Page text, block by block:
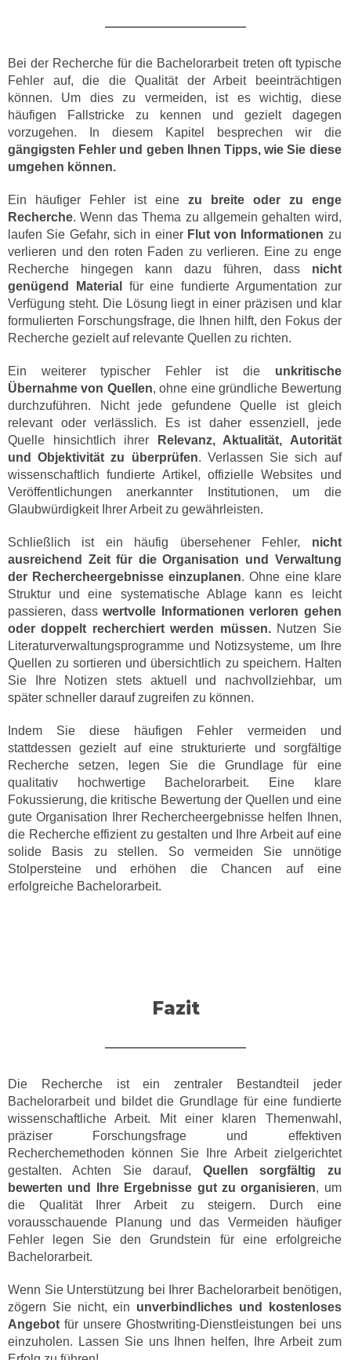
Bei der Recherche für die Bachelorarbeit treten oft typische
Fehler auf, die die Qualität der Arbeit beeinträchtigen
können. Um dies zu vermeiden, ist es wichtig, diese
häufigen Fallstricke zu kennen und gezielt dagegen
vorzugehen. In diesem Kapitel besprechen wir die
gängigsten Fehler und geben Ihnen Tipps, wie Sie diese
umgehen können.
Ein häufiger Fehler ist eine zu breite oder zu enge
Recherche. Wenn das Thema zu allgemein gehalten wird,
laufen Sie Gefahr, sich in einer Flut von Informationen zu
verlieren und den roten Faden zu verlieren. Eine zu enge
Recherche hingegen kann dazu führen, dass nicht
genügend Material
für eine fundierte Argumentation zur
Verfügung steht. Die Lösung liegt in einer präzisen und klar
formulierten Forschungsfrage, die Ihnen hilft, den Fokus der
Recherche gezielt auf relevante Quellen zu richten.
Ein weiterer typischer Fehler ist die unkritische
Übernahme von Quellen, ohne eine gründliche Bewertung
durchzuführen. Nicht jede gefundene Quelle ist gleich
relevant oder verlässlich. Es ist daher essenziell, jede
Quelle hinsichtlich ihrer
Relevanz, Aktualität, Autorität
und Objektivität zu überprüfen. Verlassen Sie sich auf
wissenschaftlich fundierte Artikel, offizielle Websites und
Veröffentlichungen anerkannter Institutionen, um die
Glaubwürdigkeit Ihrer Arbeit zu gewährleisten.
Schließlich ist ein häufig übersehener Fehler, nicht
ausreichend Zeit für die Organisation und Verwaltung
der Rechercheergebnisse einzuplanen. Ohne eine klare
Struktur und eine systematische Ablage kann es leicht
passieren, dasswertvolle Informationen verloren gehen
oder doppelt recherchiert werden müssen.Nutzen Sie
Literaturverwaltungsprogramme und Notizsysteme, um Ihre
Quellen zu sortieren und übersichtlich zu speichern. Halten
Sie Ihre Notizen stets aktuell und nachvollziehbar, um
später schneller darauf zugreifen zu können.
Indem Sie diese häufigen Fehler vermeiden und
stattdessen gezielt auf eine strukturierte und sorgfältige
Recherche setzen, legen Sie die Grundlage für eine
qualitativ hochwertige Bachelorarbeit. Eine klare
Fokussierung, die kritische Bewertung der Quellen und eine
gute Organisation Ihrer Rechercheergebnisse helfen Ihnen,
die Recherche effizient zu gestalten und Ihre Arbeit auf eine
solide Basis zu stellen. So vermeiden Sie unnötige
Stolpersteine und erhöhen die Chancen auf eine
erfolgreiche Bachelorarbeit.
Fazit
Die Recherche ist ein zentraler Bestandteil jeder
Bachelorarbeit und bildet die Grundlage für eine fundierte
wissenschaftliche Arbeit. Mit einer klaren Themenwahl,
präziser Forschungsfrage und effektiven
Recherchemethoden können Sie Ihre Arbeit zielgerichtet
gestalten. Achten Sie darauf, Quellen sorgfältig zu
bewerten und Ihre Ergebnisse gut zu organisieren, um
die Qualität Ihrer Arbeit zu steigern. Durch eine
vorausschauende Planung und das Vermeiden häufiger
Fehler legen Sie den Grundstein für eine erfolgreiche
Bachelorarbeit.
Wenn Sie Unterstützung bei Ihrer Bachelorarbeit benötigen,
zögern Sie nicht, ein unverbindliches und kostenloses
Angebot für unsere Ghostwriting-Dienstleistungen bei uns
einzuholen. Lassen Sie uns Ihnen helfen, Ihre Arbeit zum